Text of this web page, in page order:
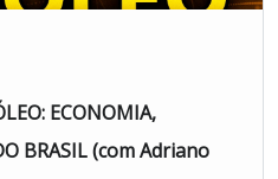
ECONOMIA,
BRASIL (com Adriano